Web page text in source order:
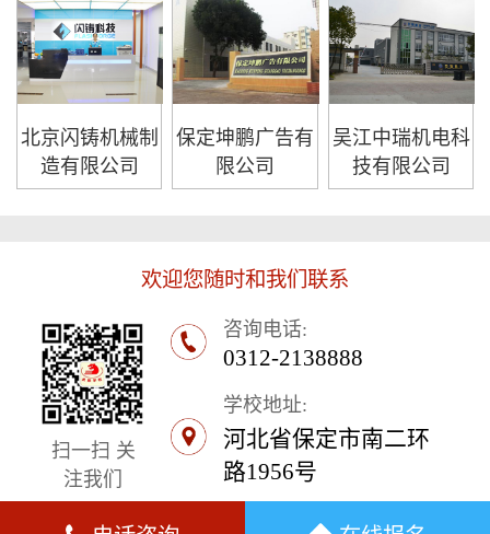
北京闪铸机械制
造有限公司
保定坤鹏广告有
限公司
吴江中瑞机电科
技有限公司
欢迎您随时和我们联系
扫一扫 关
注我们
咨询电话:
0312-2138888
学校地址:
河北省保定市南二环
路1956号